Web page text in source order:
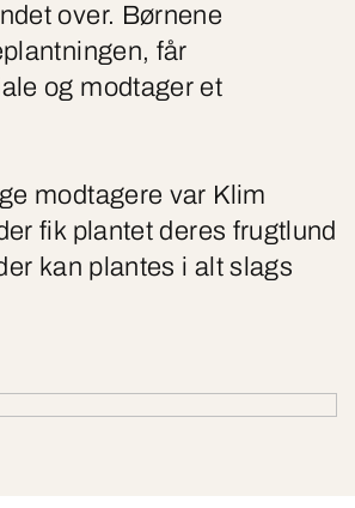
over. Børnene
får
og modtager et
modtagere var Klim
fik plantet deres frugtlund
kan plantes i alt slags